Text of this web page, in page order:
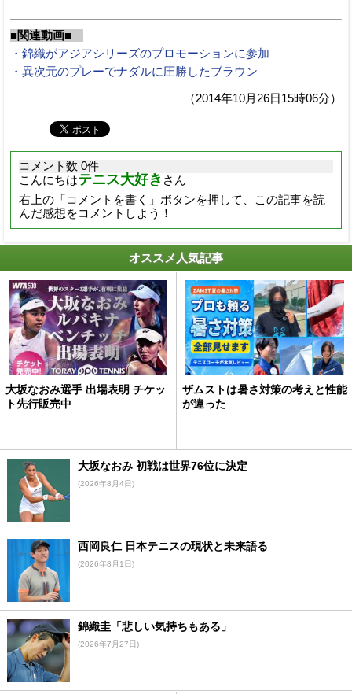
■関連動画■
・錦織がアジアシリーズのプロモーションに参加
・異次元のプレーでナダルに圧勝したブラウン
（2014年10月26日15時06分）
コメント数 0件
こんにちはテニス大好き さん
右上の「コメントを書く」ボタンを押して、この記事を読
んだ感想をコメントしよう！
オススメ人気記事
大坂なおみ選手 出場表明 チケッ
ト先行販売中
ザムストは暑さ対策の考えと性能
が違った
大坂なおみ 初戦は世界76位に決定
(2026年8月4日)
西岡良仁 日本テニスの現状と未来語る
(2026年8月1日)
錦織圭「悲しい気持ちもある」
(2026年7月27日)